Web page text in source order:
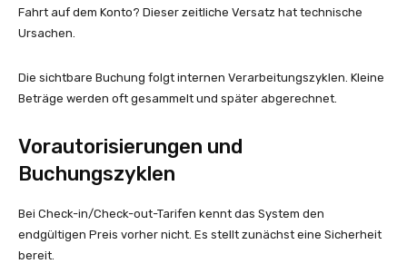
Fahrt auf dem Konto? Dieser zeitliche Versatz hat technische
Ursachen.
Die sichtbare Buchung folgt internen Verarbeitungszyklen. Kleine
Beträge werden oft gesammelt und später abgerechnet.
Vorautorisierungen und
Buchungszyklen
Bei Check-in/Check-out-Tarifen kennt das System den
endgültigen Preis vorher nicht. Es stellt zunächst eine Sicherheit
bereit.